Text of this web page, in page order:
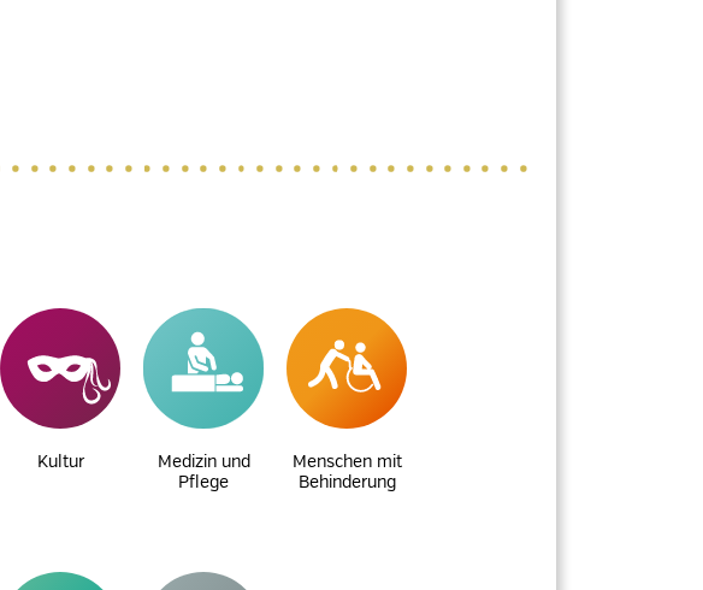
Kultur
Medizin und
Pflege
Menschen mit
Behinderung